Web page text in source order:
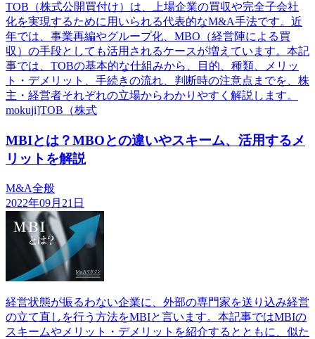
TOB（株式公開買付け）は、上場企業の買収や完全子会社
化を実現するために用いられる代表的なM&A手法です。近
年では、事業再編やグループ化、MBO（経営陣による買
収）の手段としても活用されるケースが増えています。本記
事では、TOBの基本的な仕組みから、目的、種類、メリッ
ト・デメリット、手続きの流れ、判断時の注意点までを、株
主・経営者それぞれの立場からわかりやすく解説します。
mokuji]TOB（株式
MBIとは？MBOとの違いやスキーム、活用するメ
リットを解説
M&A全般
2022年09月21日
経営状態が振るわない企業に、外部の専門家を送り込み経営
の立て直しを行う方法をMBIと言います。本記事ではMBIの
スキームやメリット・デメリットを紹介するとともに、似た